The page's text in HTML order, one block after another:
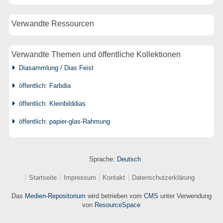
Verwandte Ressourcen
Verwandte Themen und öffentliche Kollektionen
Diasammlung / Dias Feist
öffentlich: Farbdia
öffentlich: Kleinbilddias
öffentlich: papier-glas-Rahmung
Sprache: Deutsch
Startseite Impressum Kontakt Datenschutzerklärung
Das Medien-Repositorium wird betrieben vom CMS unter Verwendung
von ResourceSpace